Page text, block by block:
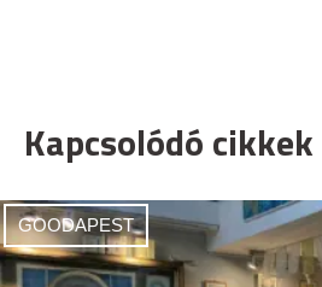
Kapcsolódó cikkek
GOODAPEST